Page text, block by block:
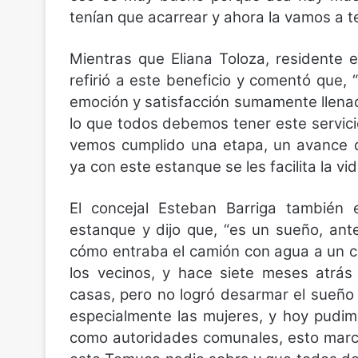
tenían que acarrear y ahora la vamos a
Mientras que Eliana Toloza, residente
refirió a este beneficio y comentó que,
emoción y satisfacción sumamente
lo que todos debemos tener este
vemos cumplido una etapa, un
ya con este estanque se les facilita la
El concejal Esteban Barriga
estanque y dijo que, “es un sueño,
cómo entraba el camión con agua a un
los vecinos, y hace siete meses
casas, pero no logró desarmar el
especialmente las mujeres, y hoy
como autoridades comunales, esto